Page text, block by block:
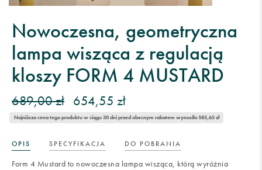
Nowoczesna, geometryczna
lampa wisząca z regulacją
kloszy FORM 4 MUSTARD
689,00 zł 654,55 zł
Najniższa cena tego produktu w ciągu 30 dni przed obecnym rabatem wynosiła 585,65 zł
OPIS SPECYFIKACJA DO POBRANIA
Form 4 Mustard to nowoczesna lampa wisząca, którą wyróżnia